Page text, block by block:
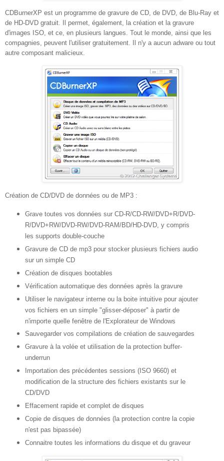
CDBurnerXP est un programme de gravure de CD, de DVD, de Blu-Ray et
de HD-DVD gratuit. Il permet, également, la création et la gravure
d'images ISO, et ce, en plusieurs langues. Tout le monde, ainsi que les
compagnies, peuvent l'utiliser gratuitement. Il n'y a aucun adware ou tout
autre composant malicieux.
Création de CD/DVD de données ou de MP3 :
Grave toutes vos données sur CD-R/CD-RW/DVD+R/DVD-
R/DVD+RW/DVD-RW/DVD-RAM/BD/HD-DVD, y compris
les supports double-couche
Gravure de CD de mp3 pour stocker plusieurs fichiers audio
sur un simple CD
Création de disques bootables
Vérification automatique des données après la gravure
Utiliser le navigateur interne ou la boite intuitive pour ajouter
vos fichiers en un simple "glisser-déposer" à partir de
n'importe quelle fenêtre de l'Explorateur de Windows
Sauvegarder vos compilations de création de sauvegardes
Gravure à la volée et utilisation de la protection buffer-
underrun
Importation des précédentes sessions (ISO 9660) et
modification de la structure des fichiers existants sur le
CD/DVD
Effacement rapide et complet de disques
Copie de disques de données (la protection contre la copie
n'est pas bipassée)
Connaitre toutes les informations du disque et du graveur